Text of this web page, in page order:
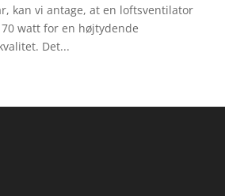
kan vi antage, at en loftsventilator
watt for en højtydende
Det...